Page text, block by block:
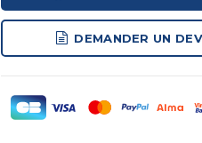
DEMANDER UN